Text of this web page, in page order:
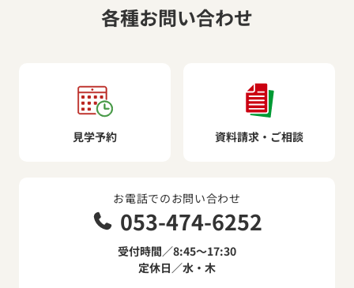
各種お問い合わせ
見学予約 資料請求・ご相談
お電話でのお問い合わせ
053-474-6252
受付時間／8:45～17:30
定休日／水・木